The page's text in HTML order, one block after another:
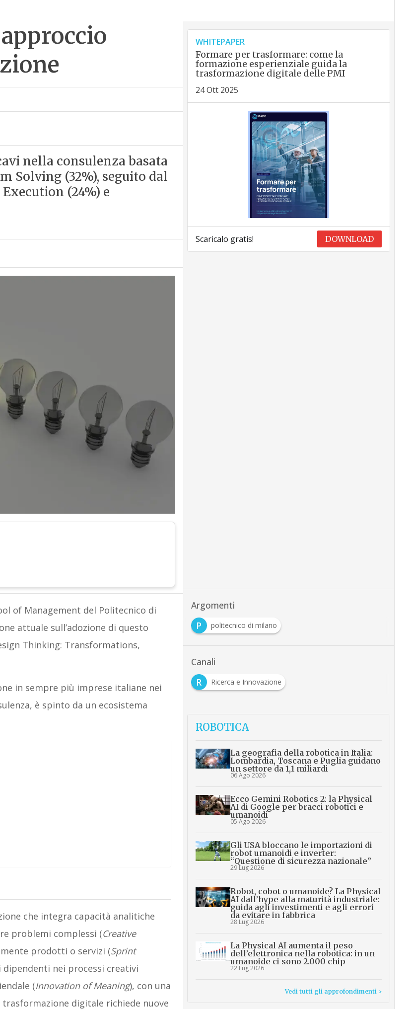
nella consulenza basata
Solving (32%), seguito dal
(24%) e
of Management del Politecnico di
attuale sull’adozione di questo
Thinking: Transformations,
in sempre più imprese italiane nei
è spinto da un ecosistema
che integra capacità analitiche
problemi complessi (Creative
prodotti o servizi (Sprint
nei processi creativi
(Innovation of Meaning), con una
digitale richiede nuove
WHITEPAPER
Formare per trasformare: come la
formazione esperienziale guida la
trasformazione digitale delle PMI
24 Ott 2025
Scaricalo gratis! DOWNLOAD
Argomenti
P
politecnico di milano
Canali
R
Ricerca e Innovazione
ROBOTICA
La geografia della robotica in Italia:
Lombardia, Toscana e Puglia guidano
un settore da 1,1 miliardi
06 Ago 2026
Ecco Gemini Robotics 2: la Physical
AI di Google per bracci robotici e
umanoidi
05 Ago 2026
Gli USA bloccano le importazioni di
robot umanoidi e inverter:
“Questione di sicurezza nazionale”
29 Lug 2026
Robot, cobot o umanoide? La Physical
AI dall’hype alla maturità industriale:
guida agli investimenti e agli errori
da evitare in fabbrica
28 Lug 2026
La Physical AI aumenta il peso
dell’elettronica nella robotica: in un
umanoide ci sono 2.000 chip
22 Lug 2026
Vedi tutti gli approfondimenti >